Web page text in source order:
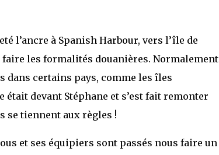
l’ancre à Spanish Harbour, vers l’île de
les formalités douanières. Normalement
dans certains pays, comme les îles
était devant Stéphane et s’est fait remonter
se tiennent aux règles !
et ses équipiers sont passés nous faire un